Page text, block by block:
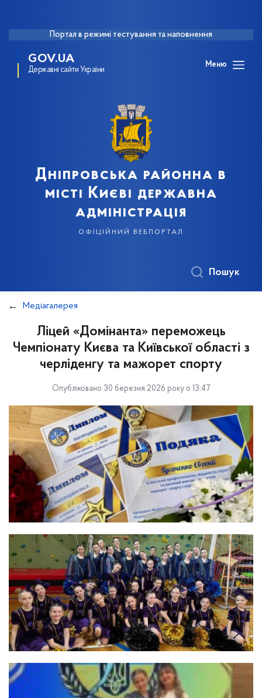
Портал в режимі тестування та наповнення
GOV.UA
Державні сайти України
Меню
Дніпровська районна в
місті Києві державна
адміністрація
офіційний вебпортал
Пошук
Медіагалерея
Ліцей «Домінанта» переможець
Чемпіонату Києва та Київської області з
черліденгу та мажорет спорту
Опубліковано 30 березня 2026 року о 13:47